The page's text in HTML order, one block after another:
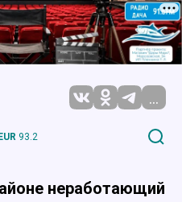
...
93.2
неработающий